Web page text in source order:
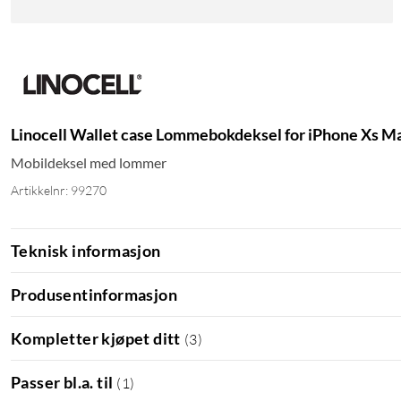
Linocell Wallet case Lommebokdeksel for iPhone Xs
Mobildeksel med lommer
Artikkelnr: 99270
Teknisk informasjon
Produsentinformasjon
Kompletter kjøpet ditt (3)
Passer bl.a. til ( 1 )